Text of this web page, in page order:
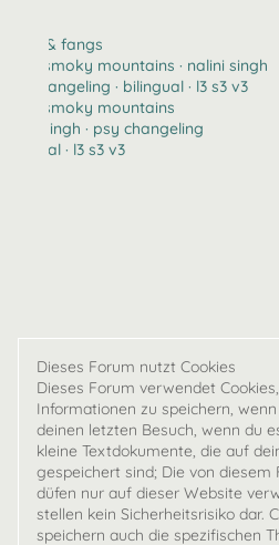
claws & fangs
2123 · smoky mountains · nalini singh
psy changeling · bilingual · l3 s3 v3
2123 · smoky mountains
nalini singh · psy changeling
bilingual · l3 s3 v3
Dieses Forum nutzt Cookies
Dieses Forum verwendet
Informationen zu speichern,
deinen letzten Besuch, wenn du
kleine Textdokumente, die auf
gespeichert sind; Die von diesem
düfen nur auf dieser Website
stellen kein Sicherheitsrisiko dar.
speichern auch die spezifischen